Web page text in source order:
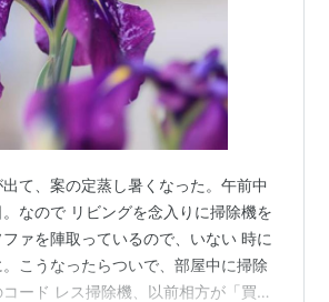
て、案の定蒸し暑くなった。午前中
なので リビングを念入りに掃除機を
ァを陣取っているので、いない 時に
こうなったらついで、部屋中に掃除
ード レス掃除機、以前相方が「買う